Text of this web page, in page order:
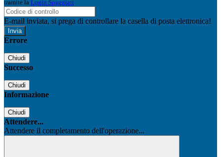
tramite la Login Spaggiari
E-mail inviata, si prega di controllare la casella di posta elettronica!
Errore
Chiudi
Successo
Chiudi
Informazione
Chiudi
Attendere...
Attendere il completamento dell'operazione...